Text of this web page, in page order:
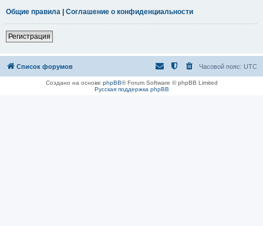
Общие правила | Соглашение о конфиденциальности
Регистрация
Список форумов Часовой пояс: UTC
Создано на основе phpBB® Forum Software © phpBB Limited
Русская поддержка phpBB